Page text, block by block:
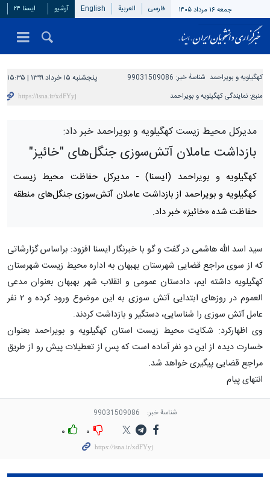
جمعه ۱۶ مرداد ۱۴۰۵ فارسی العربیة English آرشیو ایسنا ۲۴
کهگیلویه و بویراحمد شناسهٔ خبر: 99031509086 پنجشنبه ۱۵ خرداد ۱۳۹۹ | ۱۵:۳۵
منبع: نمایندگی کهگیلویه و بویراحمد
مدیرکل محیط زیست کهگیلویه و بویراحمد خبر داد:
بازداشت عاملان آتش‌سوزی جنگل‌های "خائیز"
کهگیلویه و بویراحمد (ایسنا) - مدیرکل حفاظت محیط زیست
کهگیلویه و بویراحمد از بازداشت عاملان آتش‌سوزی جنگل‌های منطقه
حفاظت شده «خائیز» خبر داد.
سید اسد الله هاشمی در گفت و گو با خبرنگار ایسنا افزود: براساس گزارشاتی
که از سوی مراجع قضایی شهرستان بهبهان به اداره محیط زیست شهرستان
کهگیلویه داشته ایم، دادستان عمومی و انقلاب شهر بهبهان بعنوان مدعی
العموم در روزهای ابتدایی آتش سوزی به این موضوع ورود کرده و ۲ نفر
عامل آتش سوزی را شناسایی، دستگیر و بازداشت کردند.
وی اظهارکرد: شکایت محیط زیست استان کهگیلویه و بویراحمد بعنوان
خسارت دیده از این دو نفر آماده است که پس از تعطیلات پیش رو از طریق
مراجع قضایی پیگیری خواهد شد.
انتهای پیام
شناسهٔ خبر: 99031509086
۰ ۰